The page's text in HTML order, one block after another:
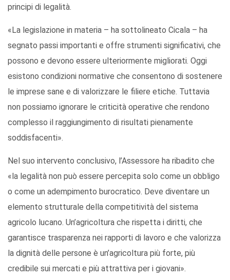
principi di legalità.
«La legislazione in materia – ha sottolineato Cicala – ha
segnato passi importanti e offre strumenti significativi, che
possono e devono essere ulteriormente migliorati. Oggi
esistono condizioni normative che consentono di sostenere
le imprese sane e di valorizzare le filiere etiche. Tuttavia
non possiamo ignorare le criticità operative che rendono
complesso il raggiungimento di risultati pienamente
soddisfacenti».
Nel suo intervento conclusivo, l’Assessore ha ribadito che
«la legalità non può essere percepita solo come un obbligo
o come un adempimento burocratico. Deve diventare un
elemento strutturale della competitività del sistema
agricolo lucano. Un’agricoltura che rispetta i diritti, che
garantisce trasparenza nei rapporti di lavoro e che valorizza
la dignità delle persone è un’agricoltura più forte, più
credibile sui mercati e più attrattiva per i giovani».